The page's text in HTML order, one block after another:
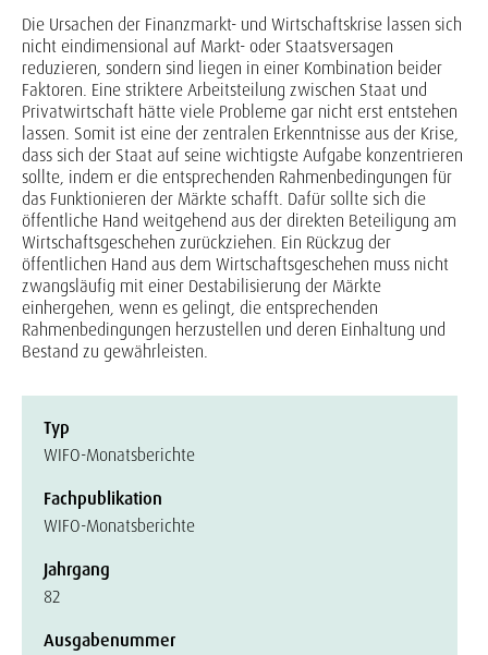
Die Ursachen der Finanzmarkt- und Wirtschaftskrise lassen sich
nicht eindimensional auf Markt- oder Staatsversagen
reduzieren, sondern sind liegen in einer Kombination beider
Faktoren. Eine striktere Arbeitsteilung zwischen Staat und
Privatwirtschaft hätte viele Probleme gar nicht erst entstehen
lassen. Somit ist eine der zentralen Erkenntnisse aus der Krise,
dass sich der Staat auf seine wichtigste Aufgabe konzentrieren
sollte, indem er die entsprechenden Rahmenbedingungen für
das Funktionieren der Märkte schafft. Dafür sollte sich die
öffentliche Hand weitgehend aus der direkten Beteiligung am
Wirtschaftsgeschehen zurückziehen. Ein Rückzug der
öffentlichen Hand aus dem Wirtschaftsgeschehen muss nicht
zwangsläufig mit einer Destabilisierung der Märkte
einhergehen, wenn es gelingt, die entsprechenden
Rahmenbedingungen herzustellen und deren Einhaltung und
Bestand zu gewährleisten.
Typ
WIFO-Monatsberichte
Fachpublikation
WIFO-Monatsberichte
Jahrgang
82
Ausgabenummer